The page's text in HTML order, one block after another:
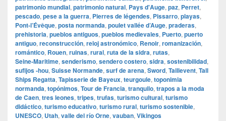
patrimonio mundial, patrimonio natural, Pays d'Auge, paz, Perret,
pescado, pese a la guerra, Pierres de légendes, Pissarro, playas,
Pont‑l’Évêque, posta normanda, poulet vallée d’Auge, praderas,
prehistoria, pueblos antiguos, pueblos medievales, Puerto, puerto
antiguo, reconstrucción, reloj astronómico, Renoir, romanización,
romántico, Rouen, ruinas, rural, ruta de la sidra, rutas,
Seine‑Maritime, senderismo, sendero costero, sidra, sostenibilidad,
sufijos ‑hou, Suisse Normande, surf de arena, Sword, Taillevent, Tall
Ships Regatta, Tapisserie de Bayeux, teurgoule, toponimia
normanda, topónimos, Tour de Francia, tranquilo, trapos a la moda
de Caen, tres leones, tripes, trufas, turismo cultural, turismo
didáctico, turismo educativo, turismo rural, turismo sostenible,
UNESCO, Utah, valle del río Orne, vauban, Vikingos